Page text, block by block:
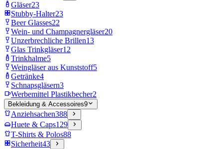
Gläser23
Stubby-Halter23
Beer Glasses22
Wein- und Champagnergläser20
Unzerbrechliche Brillen13
Glas Trinkgläser12
Trinkhalme5
Weingläser aus Kunststoff5
Getränke4
Schnapsgläsern3
Werbemittel Plastikbecher2
Bekleidung & Accessoires9
Anziehsachen388
Huete & Caps129
T-Shirts & Polos88
Sicherheit43